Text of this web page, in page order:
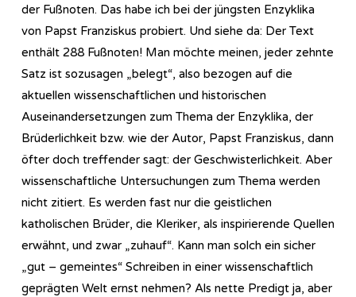
der Fußnoten. Das habe ich bei der jüngsten Enzyklika
von Papst Franziskus probiert. Und siehe da: Der Text
enthält 288 Fußnoten! Man möchte meinen, jeder zehnte
Satz ist sozusagen „belegt“, also bezogen auf die
aktuellen wissenschaftlichen und historischen
Auseinandersetzungen zum Thema der Enzyklika, der
Brüderlichkeit bzw. wie der Autor, Papst Franziskus, dann
öfter doch treffender sagt: der Geschwisterlichkeit. Aber
wissenschaftliche Untersuchungen zum Thema werden
nicht zitiert. Es werden fast nur die geistlichen
katholischen Brüder, die Kleriker, als inspirierende Quellen
erwähnt, und zwar „zuhauf“. Kann man solch ein sicher
„gut – gemeintes“ Schreiben in einer wissenschaftlich
geprägten Welt ernst nehmen? Als nette Predigt ja, aber